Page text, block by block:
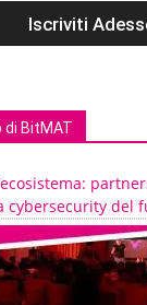
di BitMAT
cybersecurity del